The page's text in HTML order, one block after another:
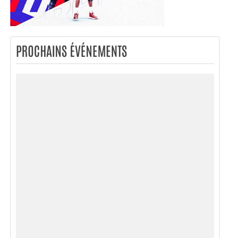
PROCHAINS ÉVÉNEMENTS